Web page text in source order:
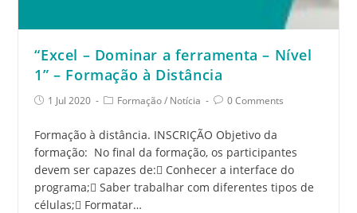
“Excel – Dominar a ferramenta – Nível
1” – Formação à Distância
1 Jul 2020 Formação / Notícia 0 Comments
Formação à distância. INSCRIÇÃO Objetivo da
formação: No final da formação, os participantes
devem ser capazes de: Conhecer a interface do
programa; Saber trabalhar com diferentes tipos de
células; Formatar…